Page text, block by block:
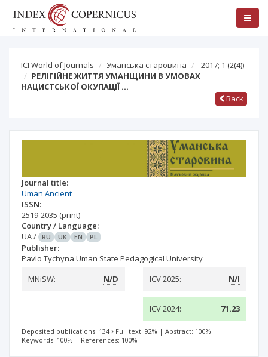
ICI World of Journals Уманська старовина 2017; 1 (2(4))
РЕЛІГІЙНЕ ЖИТТЯ УМАНЩИНИ В УМОВАХ
НАЦИСТСЬКОЇ ОКУПАЦІЇ …
Back
Journal title:
Uman Ancient
ISSN:
2519-2035 (print)
Country / Language:
UA/ RU UK EN PL
Publisher:
Pavlo Tychyna Uman State Pedagogical University
MNiSW:
N/D ICV 2025: N/I
ICV 2024: 71.23
Deposited publications: 134 Full text: 92% | Abstract: 100% |
Keywords: 100% | References: 100%